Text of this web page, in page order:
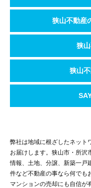
狭山不動産
狭
狭山
弊社は地域に根ざしたネット
お届けします。狭山市・所沢
情報、土地、分譲、新築一戸
件など不動産の事なら何でも
マンションの売却にも自信が